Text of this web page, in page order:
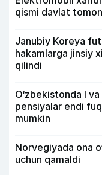
qismi davlat
Janubiy Koreya
hakamlarga jinsiy
qilindi
O‘zbekistonda I
pensiyalar endi
mumkin
Norvegiyada ona
uchun qamaldi